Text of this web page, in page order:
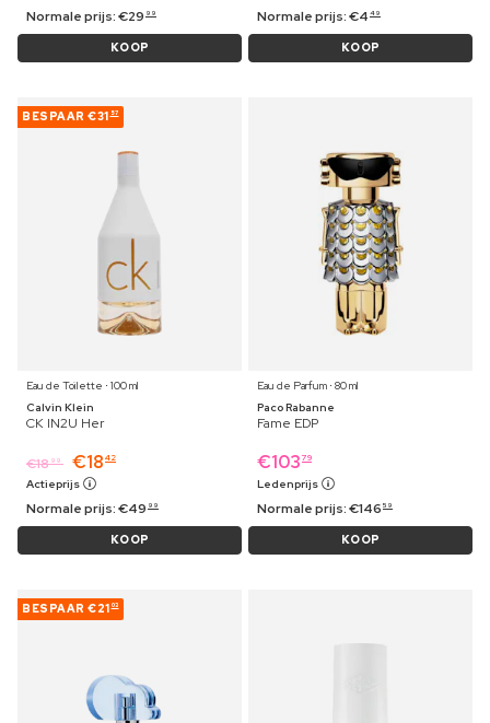
Normale prijs:€29 99
KOOP
Normale prijs:€4 49
KOOP
BESPAAR €31 57
Eau de Toilette ⋅ 100 ml
Calvin Klein
CK IN2U Her
€18 99 €18 42
Actieprijs
Normale prijs:€49 99
KOOP
Eau de Parfum ⋅ 80 ml
Paco Rabanne
Fame EDP
€103 79
Ledenprijs
Normale prijs:€146 59
KOOP
BESPAAR €21 03